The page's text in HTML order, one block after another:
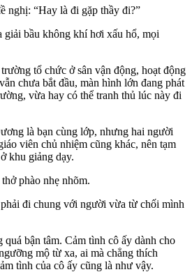
nghị: “Hay là đi gặp thầy đi?”
bầu không khí hơi xấu hổ, mọi
tổ chức ở sân vận động, hoạt động
chưa bắt đầu, màn hình lớn đang phát
vừa hay có thể tranh thủ lúc này đi
là bạn cùng lớp, nhưng hai người
viên chủ nhiệm cũng khác, nên tạm
khu giảng dạy.
phào nhẹ nhõm.
đi chung với người vừa từ chối mình
bận tâm. Cảm tình cô ấy dành cho
mộ từ xa, ai mà chẳng thích
tình của cô ấy cũng là như vậy.